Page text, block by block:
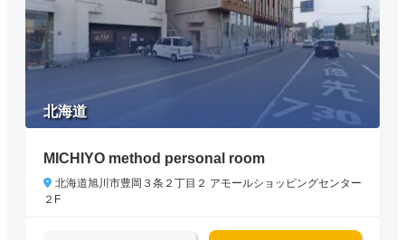
北海道
MICHIYO method personal room
北海道旭川市豊岡３条２丁目２ アモールショッピングセンター
２F